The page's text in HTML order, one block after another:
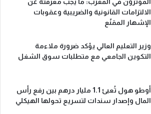
المؤثرون في المغرب: ما يجب معرفته عن
الالتزامات القانونية والضريبية وعقوبات
الإشهار المقنّع
وزير التعليم العالي يؤكد ضرورة ملاءمة
التكوين الجامعي مع متطلبات سوق الشغل
أوطو هول تُعبئ 1.1 مليار درهم بين رفع رأس
المال وإصدار سندات لتسريع تحولها الهيكلي